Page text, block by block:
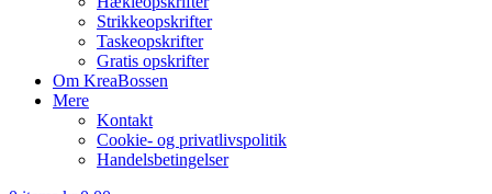
Strikkeopskrifter
Taskeopskrifter
Gratis opskrifter
Om KreaBossen
Mere
Kontakt
Cookie- og privatlivspolitik
Handelsbetingelser